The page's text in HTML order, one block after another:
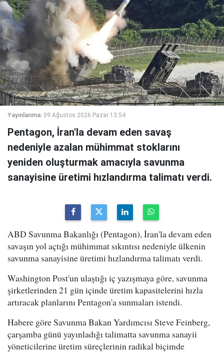
Yayınlanma: 09 Ağustos 2026 Pazar 13:54
Pentagon, İran'la devam eden savaş
nedeniyle azalan mühimmat stoklarını
yeniden oluşturmak amacıyla savunma
sanayisine üretimi hızlandırma talimatı verdi.
ABD Savunma Bakanlığı (Pentagon), İran'la devam eden
savaşın yol açtığı mühimmat sıkıntısı nedeniyle ülkenin
savunma sanayisine üretimi hızlandırma talimatı verdi.
Washington Post'un ulaştığı iç yazışmaya göre, savunma
şirketlerinden 21 gün içinde üretim kapasitelerini hızla
artıracak planlarını Pentagon'a sunmaları istendi.
Habere göre Savunma Bakan Yardımcısı Steve Feinberg,
çarşamba günü yayınladığı talimatta savunma sanayii
yöneticilerine üretim süreçlerinin radikal biçimde